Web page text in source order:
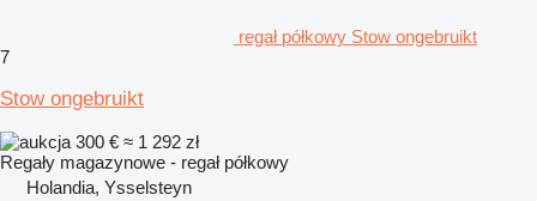
regał półkowy Stow ongebruikt
7
Stow ongebruikt
300 € ≈ 1 292 zł
Regały magazynowe - regał półkowy
Holandia, Ysselsteyn